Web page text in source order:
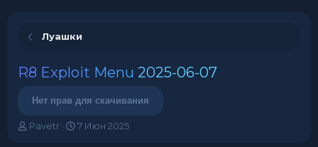
Луашки
R8 Exploit Menu 2025-06-07
Нет прав для скачивания
А
Pavetr
Д
7 Июн 2025